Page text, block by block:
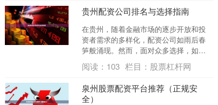
贵州配资公司排名与选择指南
在贵州，随着金融市场的逐步开放和投
资者需求的多样化，配资公司如雨后春
笋般涌现。然而，面对众多选择，如何
筛选出正规、安全的配资平台，成为许
多投资者关注的焦点。本文....
阅读： 103 栏目： 股票杠杆网
泉州股票配资平台推荐（正规安
全）